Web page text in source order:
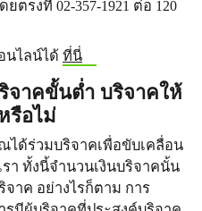
รงที่ 02-357-1921 ต่อ 120
นไลน์ได้ ที่นี่
จาคขั้นต่ำ บริจาคให้
รือไม่
ด้ร่วมบริจาคเพื่อขับเคลื่อน
า ทั้งนี้จำนวนเงินบริจาคนั้น
าค อย่างไรก็ตาม การ